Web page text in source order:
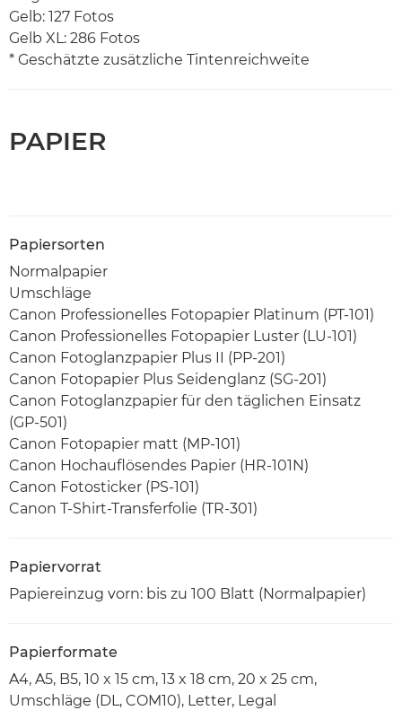
Gelb: 127 Fotos
Gelb XL: 286 Fotos
* Geschätzte zusätzliche Tintenreichweite
PAPIER
Papiersorten
Normalpapier
Umschläge
Canon Professionelles Fotopapier Platinum (PT-101)
Canon Professionelles Fotopapier Luster (LU-101)
Canon Fotoglanzpapier Plus II (PP-201)
Canon Fotopapier Plus Seidenglanz (SG-201)
Canon Fotoglanzpapier für den täglichen Einsatz
(GP-501)
Canon Fotopapier matt (MP-101)
Canon Hochauflösendes Papier (HR-101N)
Canon Fotosticker (PS-101)
Canon T-Shirt-Transferfolie (TR-301)
Papiervorrat
Papiereinzug vorn: bis zu 100 Blatt (Normalpapier)
Papierformate
A4, A5, B5, 10 x 15 cm, 13 x 18 cm, 20 x 25 cm,
Umschläge (DL, COM10), Letter, Legal